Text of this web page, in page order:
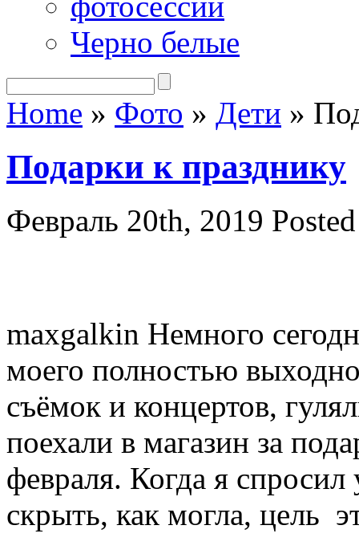
Черно белые
Home » Фото » Дети »
Подарки к празднику
Февраль 20th, 2019
maxgalkin Немного
моего полностью
съёмок и концертов,
поехали в магазин за
февраля. Когда я
скрыть, как могла, цель